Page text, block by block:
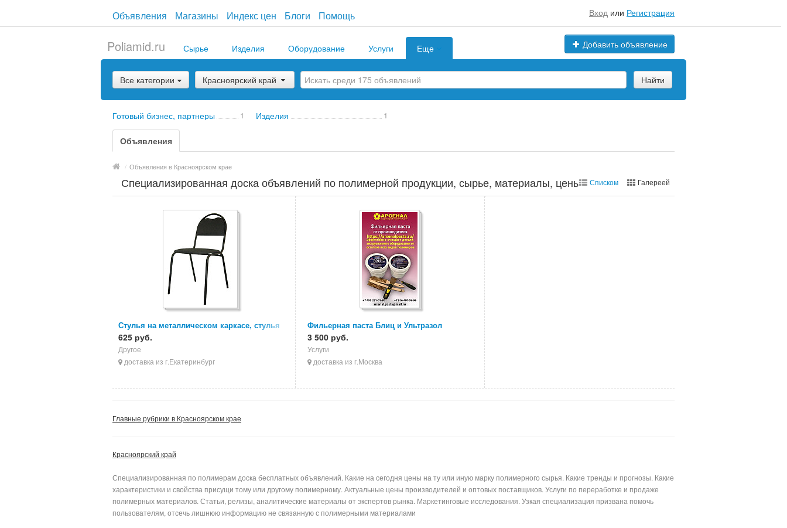
Объявления Магазины Индекс цен Блоги Помощь Вход или Регистрация
Добавить объявление
Poliamid.ru Сырье Изделия Оборудование Услуги Еще
Все категории Красноярский край Найти
Готовый бизнес, партнеры 1 Изделия 1
Объявления
/ Объявления в Красноярском крае
Специализированная доска объявлений по полимерной продукции, сырье, материалы, цены, марки
Списком Галереей
Стулья на металлическом каркасе, стулья
ИЗО, стулья для персонала
625 руб.
Другое
доставка из г.Екатеринбург
Фильерная паста Блиц и Ультразол
3 500 руб.
Услуги
доставка из г.Москва
Главные рубрики в Красноярском крае
Красноярский край
Специализированная по полимерам доска бесплатных объявлений. Какие на сегодня цены на ту или иную марку полимерного сырья. Какие тренды и прогнозы. Какие
характеристики и свойства присущи тому или другому полимерному. Актуальные цены производителей и оптовых поставщиков. Услуги по переработке и продаже
полимерных материалов. Статьи, релизы, аналитические материалы от экспертов рынка. Маркетинговые исследования. Узкая специализация призвана помочь
пользователям, отсечь лишнюю информацию не связанную с полимерными материалами